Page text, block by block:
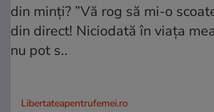
Libertateapentrufemei.ro